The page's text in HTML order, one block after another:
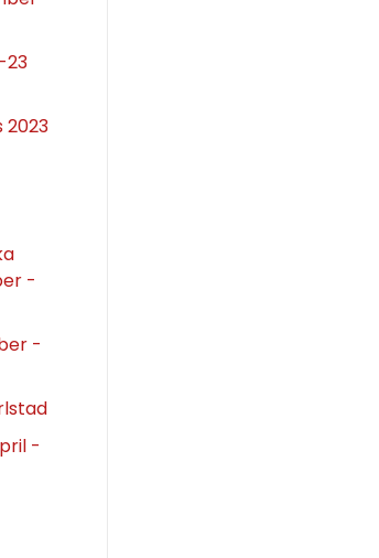
23
2023
-
-
-